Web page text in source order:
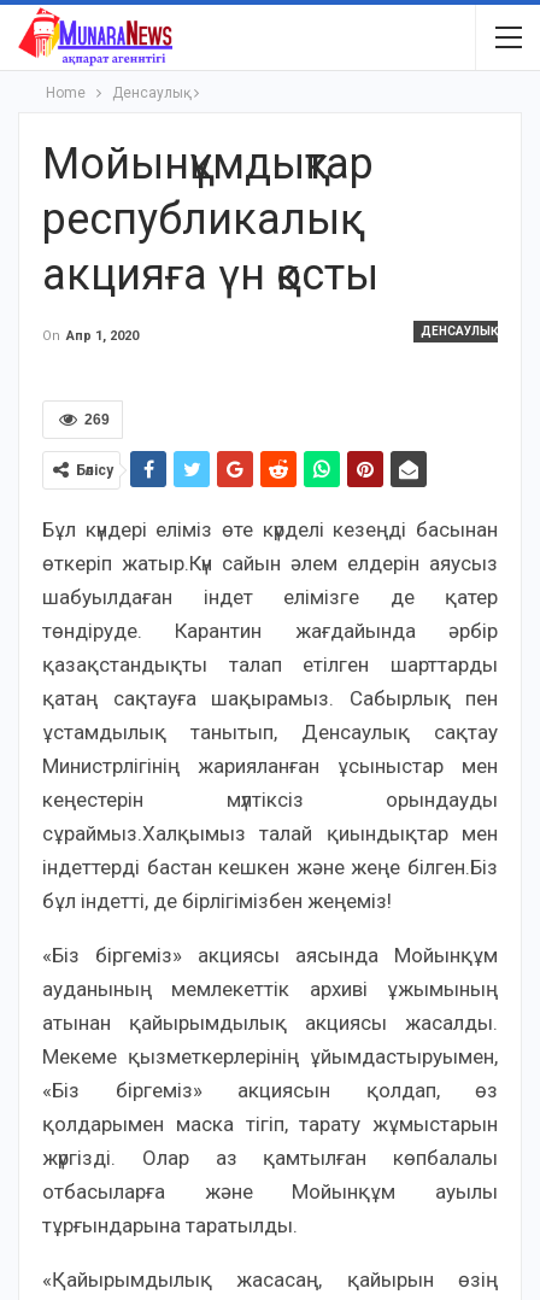
Home Денсаулық
Мойынқұмдықтар
республикалық
акцияға үн қосты
ДЕНСАУЛЫҚ
On Апр 1, 2020
269
Бөлісу
Бұл күндері еліміз өте күрделі кезеңді басынан
өткеріп жатыр.Күн сайын әлем елдерін аяусыз
шабуылдаған індет елімізге де қатер
төндіруде. Карантин жағдайында әрбір
қазақстандықты талап етілген шарттарды
қатаң сақтауға шақырамыз. Сабырлық пен
ұстамдылық танытып, Денсаулық сақтау
Министрлігінің жарияланған ұсыныстар мен
кеңестерін мүлтіксіз орындауды
сұраймыз.Халқымыз талай қиындықтар мен
індеттерді бастан кешкен және жеңе білген.Біз
бұл індетті, де бірлігімізбен жеңеміз!
«Біз біргеміз» акциясы аясында Мойынқұм
ауданының мемлекеттік архиві ұжымының
атынан қайырымдылық акциясы жасалды.
Мекеме қызметкерлерінің ұйымдастыруымен,
«Біз біргеміз» акциясын қолдап, өз
қолдарымен маска тігіп, тарату жұмыстарын
жүргізді. Олар аз қамтылған көпбалалы
отбасыларға және Мойынқұм ауылы
тұрғындарына таратылды.
«Қайырымдылық жасасаң, қайырын өзің